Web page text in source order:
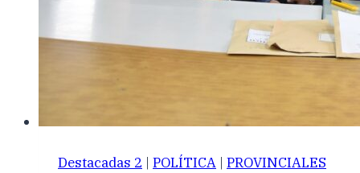
Destacadas 2 | POLÍTICA | PROVINCIALES